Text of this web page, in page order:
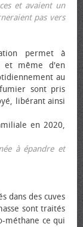
et avaient un
pas vers
permet à
et même d'en
au
sont pris
libérant ainsi
en 2020,
à épandre et
dans des cuves
sont traités
méthane ce qui